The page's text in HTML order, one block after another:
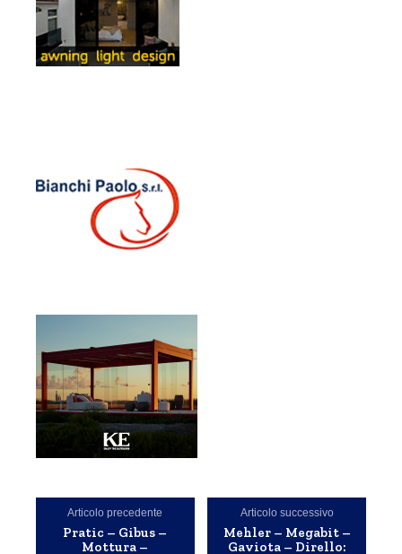
Articolo precedente
Pratic – Gibus –
Mottura –
Articolo successivo
Mehler – Megabit –
Gaviota – Dirello: